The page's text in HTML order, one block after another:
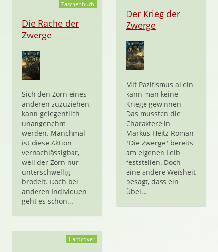
Taschenbuch
Die Rache der
Zwerge
Sich den Zorn eines
anderen zuzuziehen,
kann gelegentlich
unangenehm
werden. Manchmal
ist diese Aktion
vernachlässigbar,
weil der Zorn nur
unterschwellig
brodelt. Doch bei
anderen Individuen
geht es schon...
Der Krieg der
Zwerge
Mit Pazifismus allein
kann man keine
Kriege gewinnen.
Das mussten die
Charaktere in
Markus Heitz Roman
"Die Zwerge" bereits
am eigenen Leib
feststellen. Doch
eine andere Weisheit
besagt, dass ein
Übel...
Hardcover